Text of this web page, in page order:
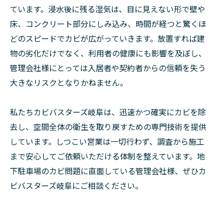
ています。浸水後に残る湿気は、目に見えない形で壁や
床、コンクリート部分にしみ込み、時間が経つと驚くほ
どのスピードでカビが広がっていきます。放置すれば建
物の劣化だけでなく、利用者の健康にも影響を及ぼし、
管理会社様にとっては入居者や契約者からの信頼を失う
大きなリスクとなりかねません。
私たちカビバスターズ岐阜は、迅速かつ確実にカビを除
去し、空間全体の衛生を取り戻すための専門技術を提供
しています。しつこい営業は一切行わず、調査から施工
まで安心してご依頼いただける体制を整えています。地
下駐車場のカビ問題に直面している管理会社様、ぜひカ
ビバスターズ岐阜にご相談ください。